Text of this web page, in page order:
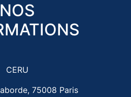
NOS
CERU
75008 Paris